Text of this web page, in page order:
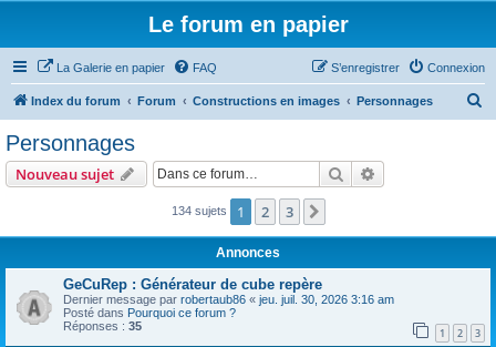
Le forum en papier
La Galerie en papier FAQ Connexion
S’enregistrer
Index du forum Forum Constructions en images Personnages
r
Personnages
Nouveau sujet Rechercher
134 sujets 1 2 3
Annonces
GeCuRep : Générateur de cube repère
Dernier message par robertaub86 « jeu. juil. 30, 2026 3:16 am
Posté dans Pourquoi ce forum ?
Réponses : 35 1 2 3